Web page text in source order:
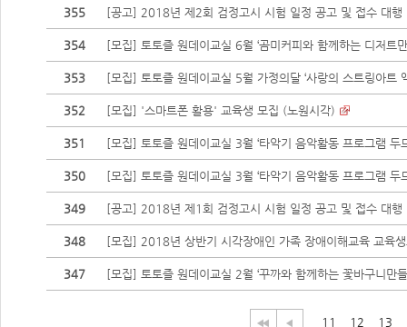
355 [공고] 2018년 제2회 검정고시 시험 일정 공고 및 접수 대
354 [모집] 토토즐 원데이교실 6월 ‘곰미커피와 함께하는 디저트
353 [모집] 토토즐 원데이교실 5월 가정의달 ‘사랑의 스트링아트
352 [모집] '스마트폰 활용' 교육생 모집 (노원시각)
351 [모집] 토토즐 원데이교실 3월 ‘타악기 음악활동 프로그램 두
350 [모집] 토토즐 원데이교실 3월 ‘타악기 음악활동 프로그램 두
349 [공고] 2018년 제1회 검정고시 시험 일정 공고 및 접수 대
348 [모집] 2018년 상반기 시각장애인 가족 장애이해교육 교육
347 [모집] 토토즐 원데이교실 2월 ‘꾸까와 함께하는 꽃바구니만
11 12 13